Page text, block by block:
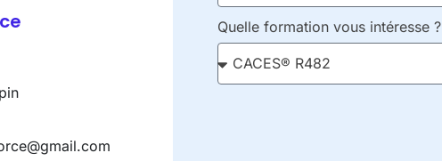
Quelle formation vous intéresse ?